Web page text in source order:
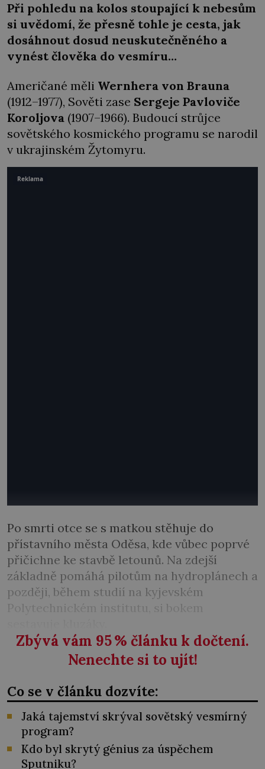
Při pohledu na kolos stoupající k nebesům
si uvědomí, že přesně tohle je cesta, jak
dosáhnout dosud neuskutečněného a
vynést člověka do vesmíru…
Američané měli Wernhera von Brauna
(1912–1977), Sověti zase Sergeje Pavloviče
Koroljova (1907–1966). Budoucí strůjce
sovětského kosmického programu se narodil
v ukrajinském Žytomyru.
Po smrti otce se s matkou stěhuje do
přístavního města Oděsa, kde vůbec poprvé
přičichne ke stavbě letounů. Na zdejší
základně pomáhá pilotům na hydroplánech a
později, během studií na kyjevském
Polytechnickém institutu, si bokem
Zbývá vám 95% článku k dočtení.
Nenechte si to ujít!
Co se v článku dozvíte:
Jaká tajemství skrýval sovětský vesmírný
program?
Kdo byl skrytý génius za úspěchem
Sputniku?
Reklama